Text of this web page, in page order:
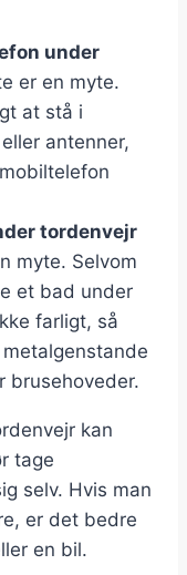
under
er en myte.
at stå i
antenner,
tordenvejr
myte. Selvom
et bad under
farligt, så
brusehoveder.
kan
tage
selv. Hvis man
er det bedre
en bil.